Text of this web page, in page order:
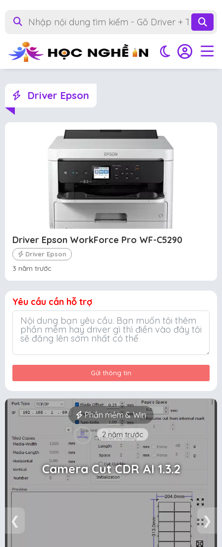
Driver Epson
Driver Epson WorkForce Pro WF-C5290
Driver Epson
3 năm trước
Yêu cầu cần hỗ trợ
Gửi thông tin
Phần mềm & Win
2 năm trước
Camera Cut CDR AI 1.3.2
❮ ❯